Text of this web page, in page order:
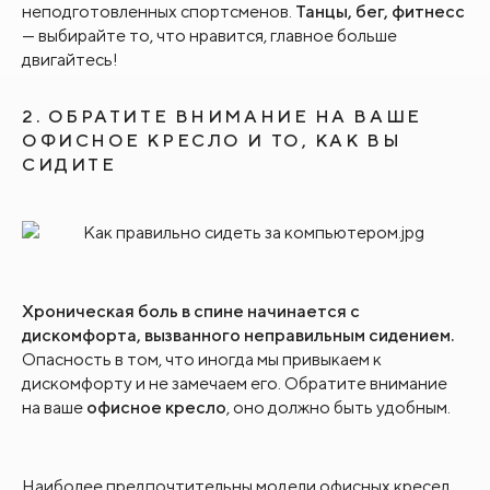
неподготовленных спортсменов. Танцы, бег, фитнесс
— выбирайте то, что нравится, главное больше
двигайтесь!
2. ОБРАТИТЕ ВНИМАНИЕ НА ВАШЕ
ОФИСНОЕ КРЕСЛО И ТО, КАК ВЫ
СИДИТЕ
Хроническая боль в спине начинается с
дискомфорта, вызванного неправильным сидением.
Опасность в том, что иногда мы привыкаем к
дискомфорту и не замечаем его. Обратите внимание
на ваше офисное кресло, оно должно быть удобным.